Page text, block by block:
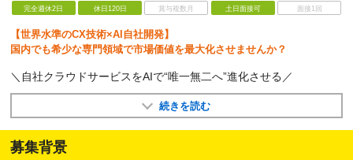
完全週休2日 休日120日 賞与複数月 土日面接可 面接1回
【世界水準のCX技術×AI自社開発】
国内でも希少な専門領域で市場価値を最大化させませんか？
＼自社クラウドサービスをAIで“唯一無二へ”進化させる／
続きを読む
募集背景